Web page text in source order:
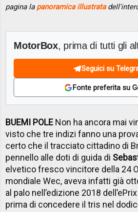
pagina la panoramica illustrata
MotorBox, prima di tutti gli
Seguici su
Fonte preferita su
BUEMI POLE Non ha ancora mai
visto che tre indizi fanno una
certo che il tracciato cittadino di
pennello alle doti di guida di
elvetico fresco vincitore della 24
mondiale Wec, aveva infatti già
al palo nell’edizione 2018
prima di concedere il tris nel